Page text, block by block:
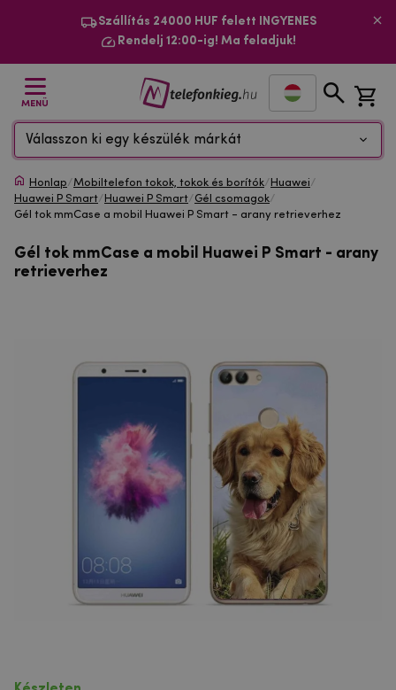
Szállítás 24000 HUF felett INGYENES
Rendelj 12:00-ig! Ma feladjuk!
MENÜ
Válasszon ki egy készülék márkát
Honlap/Mobiltelefon tokok, tokok és borítók/ Huawei/
Huawei P Smart/ Huawei P Smart/Gél csomagok/
Gél tok mmCase a mobil Huawei P Smart - arany retrieverhez
Gél tok mmCase a mobil Huawei P Smart - arany
retrieverhez